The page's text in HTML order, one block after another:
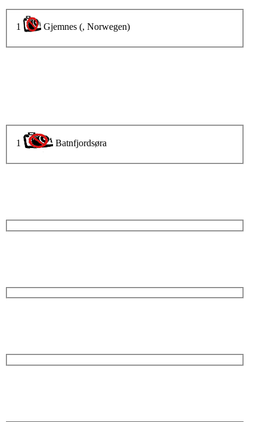
1 Gjemnes (, Norwegen)
1 Batnfjordsøra